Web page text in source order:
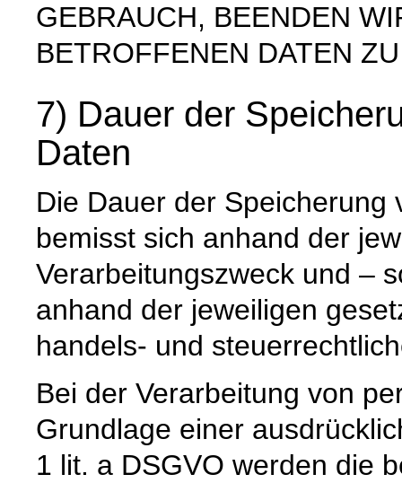
GEBRAUCH, BEENDEN
BETROFFENEN DATEN
7) Dauer der
Daten
Die Dauer der
bemisst sich anhand der
Verarbeitungszweck und –
anhand der jeweiligen
handels- und
Bei der Verarbeitung von
Grundlage einer
1 lit. a DSGVO werden die